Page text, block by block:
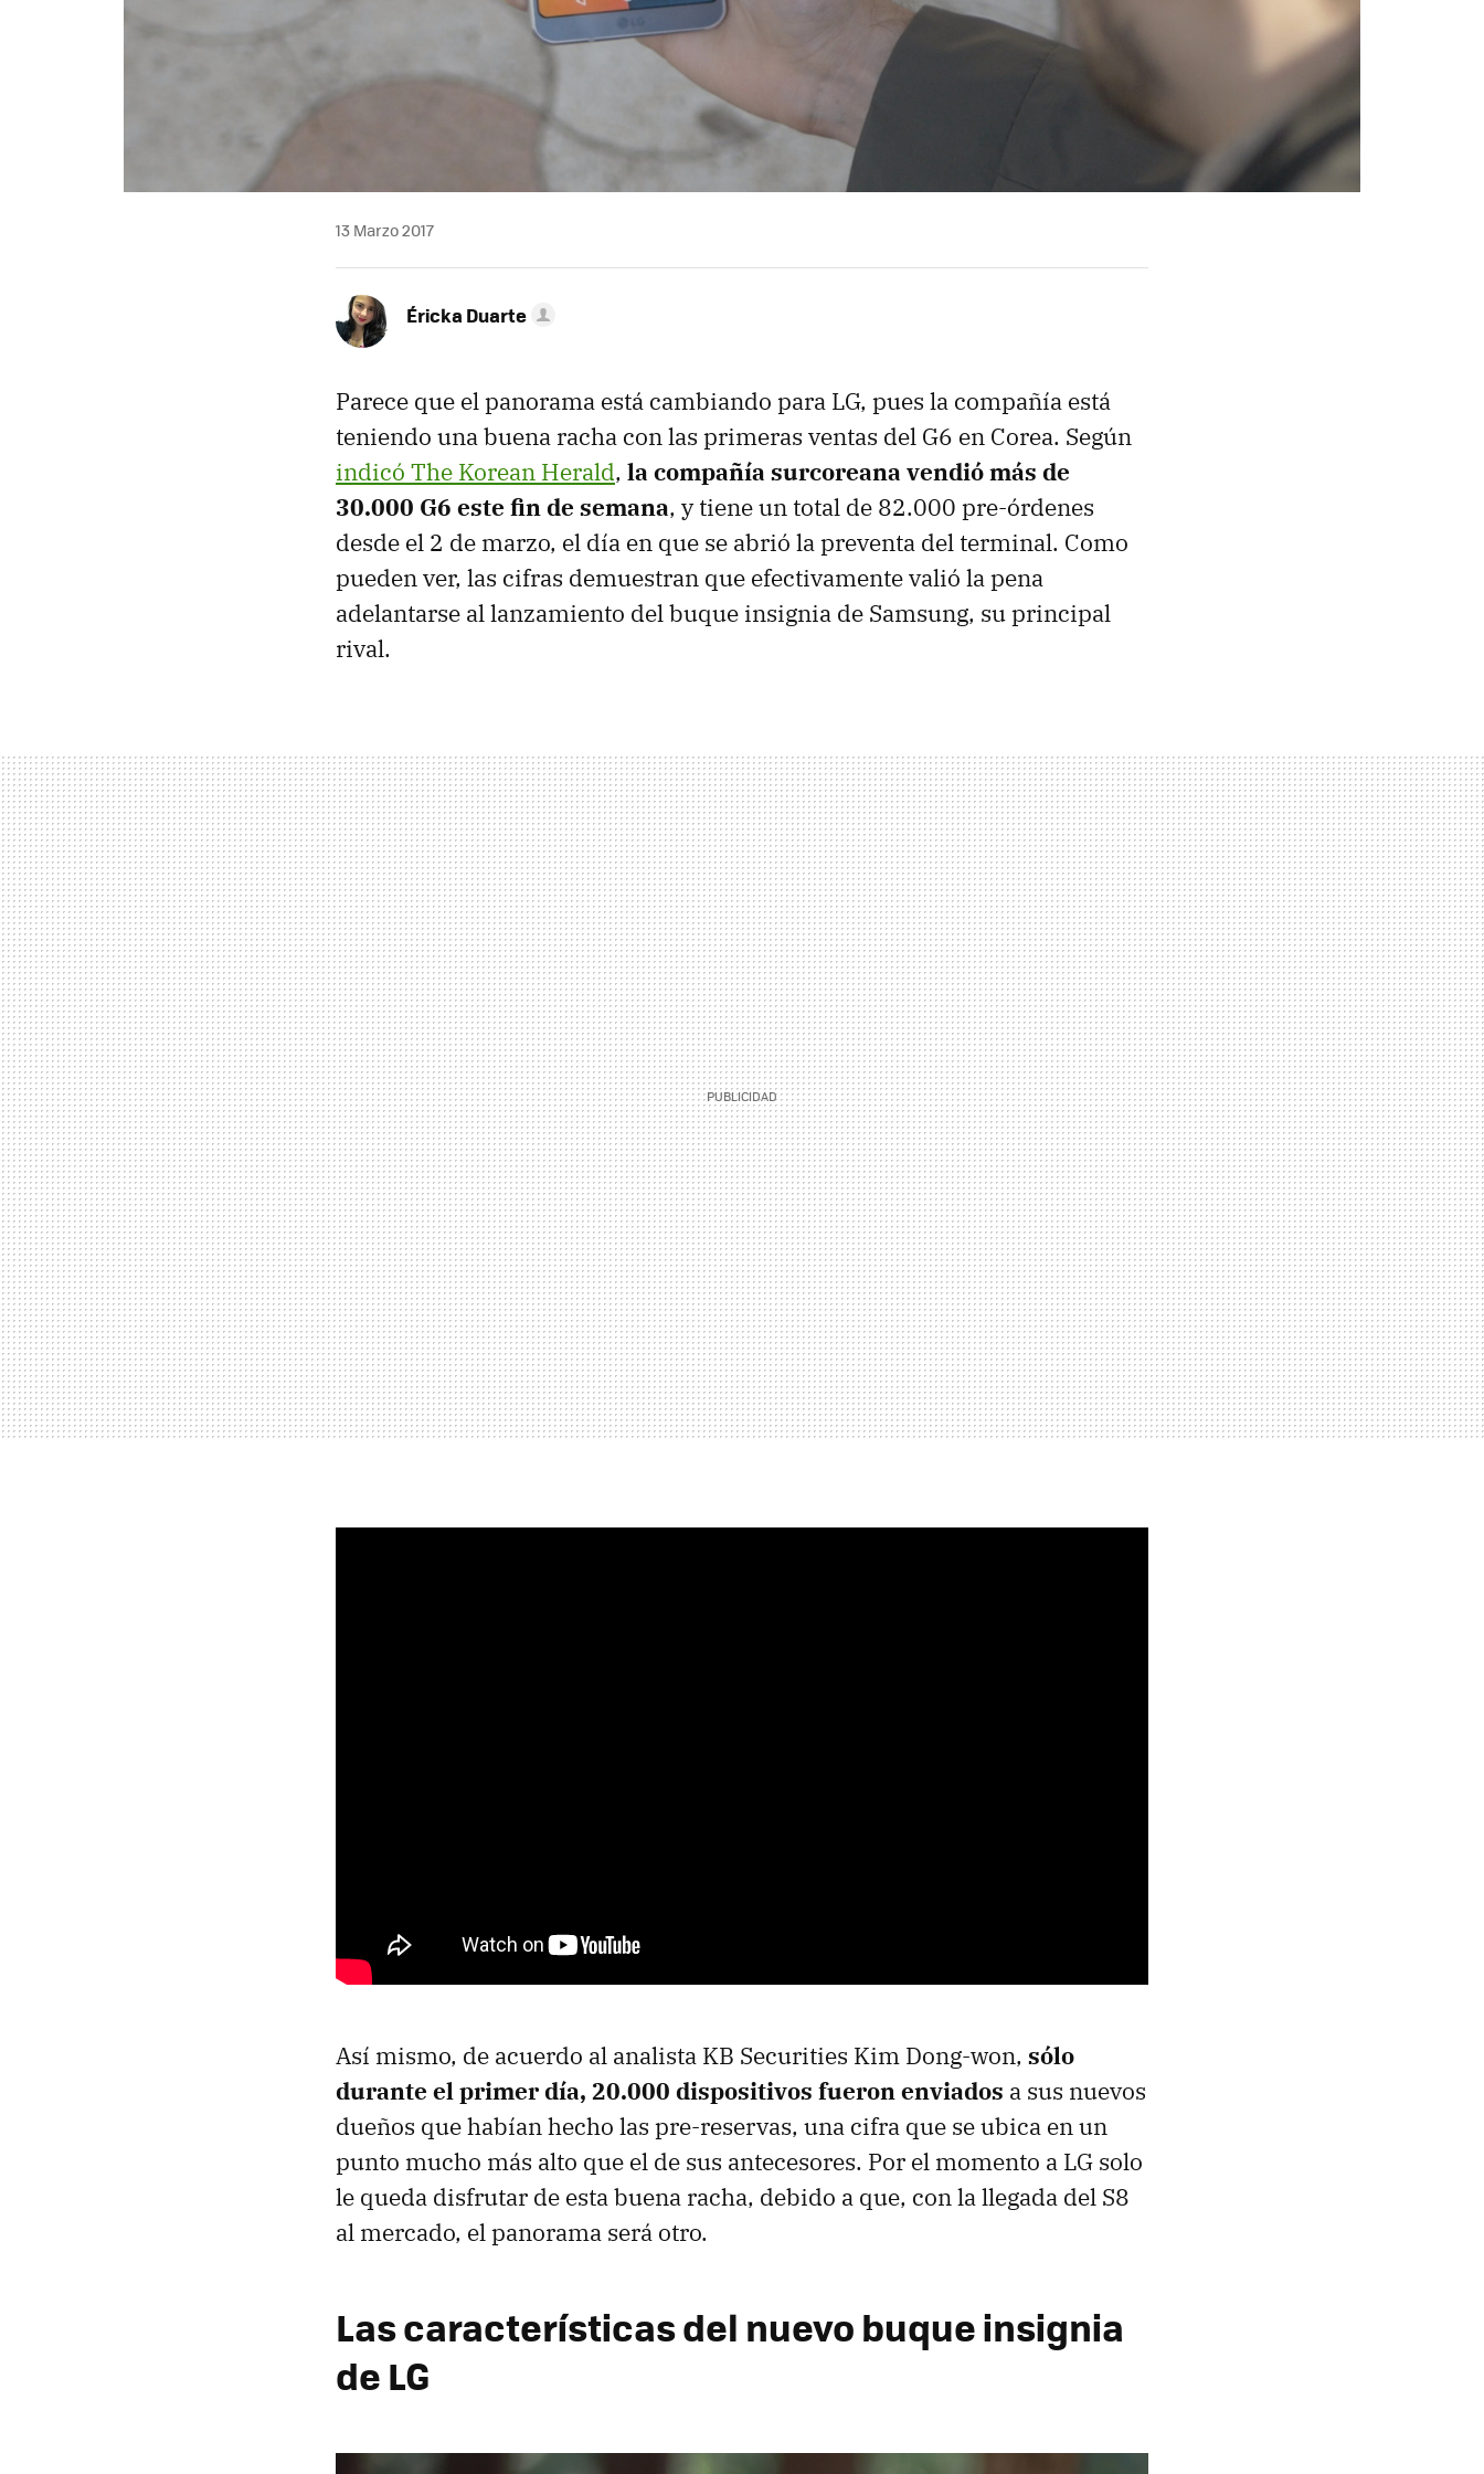
13 Marzo 2017
Éricka Duarte
Parece que el panorama está cambiando para LG, pues la compañía está
teniendo una buena racha con las primeras ventas del G6 en Corea. Según
indicó The Korean Herald, la compañía surcoreana vendió más de
30.000 G6 este fin de semana, y tiene un total de 82.000 pre-órdenes
desde el 2 de marzo, el día en que se abrió la preventa del terminal. Como
pueden ver, las cifras demuestran que efectivamente valió la pena
adelantarse al lanzamiento del buque insignia de Samsung, su principal
rival.
Así mismo, de acuerdo al analista KB Securities Kim Dong-won, sólo
durante el primer día, 20.000 dispositivos fueron enviados a sus nuevos
dueños que habían hecho las pre-reservas, una cifra que se ubica en un
punto mucho más alto que el de sus antecesores. Por el momento a LG solo
le queda disfrutar de esta buena racha, debido a que, con la llegada del S8
al mercado, el panorama será otro.
Las características del nuevo buque insignia
de LG